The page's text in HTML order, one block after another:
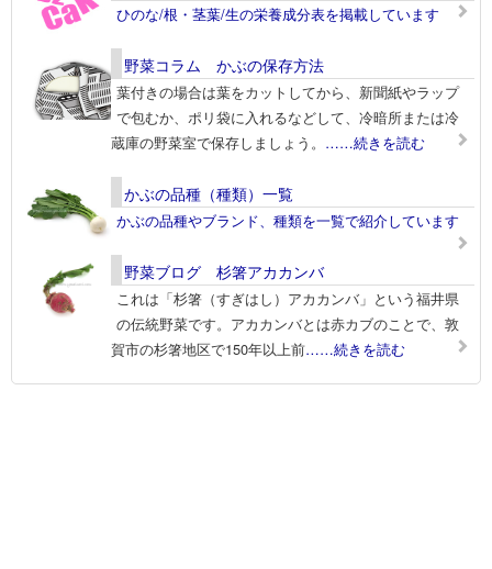
ひのな/根・茎葉/生の栄養成分表を掲載しています
野菜コラム かぶの保存方法
葉付きの場合は葉をカットしてから、新聞紙やラップ
で包むか、ポリ袋に入れるなどして、冷暗所または冷
蔵庫の野菜室で保存しましょう。 ……続きを読む
かぶの品種（種類）一覧
かぶの品種やブランド、種類を一覧で紹介しています
野菜ブログ 杉箸アカカンバ
これは「杉箸（すぎはし）アカカンバ」という福井県
の伝統野菜です。アカカンバとは赤カブのことで、敦
賀市の杉箸地区で150年以上前……続きを読む